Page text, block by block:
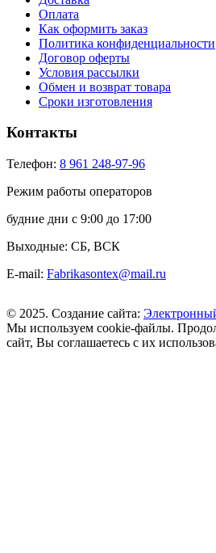
Оплата
Как оформить заказ
Политика конфиденциальности
Договор оферты
Условия рассылки
Обмен и возврат товара
Сроки изготовления
Контакты
Телефон: 8 961 248-97-96
Режим работы операторов
будние дни с 9:00 до 17:00
Выходные: СБ, ВСК
E-mail: Fabrikasontex@mail.ru
© 2025. Создание сайта:
Мы используем cookie-файлы.
сайт, Вы соглашаетесь с их